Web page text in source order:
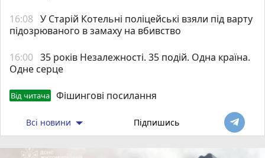
16:08 У Старій Котельні поліцейські взяли під варту
підозрюваного в замаху на вбивство
16:00 35 років Незалежності. 35 подій. Одна країна.
Одне серце
Від читача Фішингові посилання
Всі новини Підпишись